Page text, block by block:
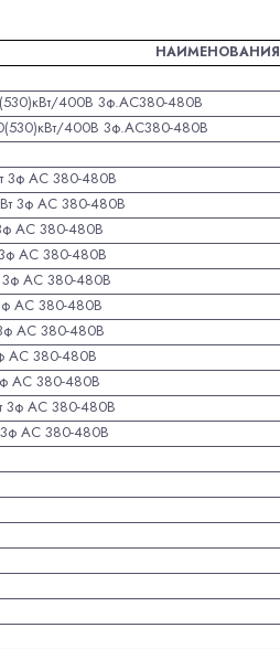
НАИМЕНОВАНИЯ
400В 3ф.AC380-480В
400В 3ф.AC380-480В
3ф АС 380-480В
3ф АС 380-480В
АС 380-480В
3ф АС 380-480В
3ф АС 380-480В
АС 380-480В
3ф АС 380-480В
АС 380-480В
АС 380-480В
3ф АС 380-480В
3ф АС 380-480В